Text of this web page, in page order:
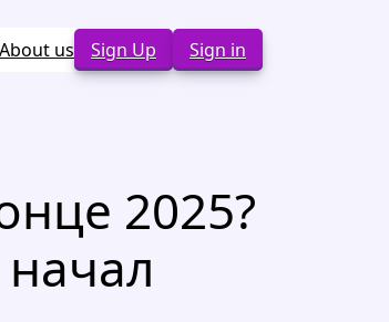
About us Sign Up Sign in
2025?